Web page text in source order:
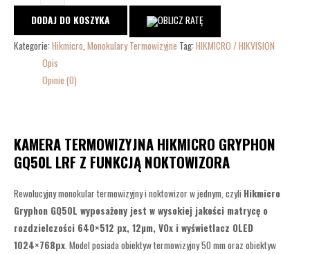
DODAJ DO KOSZYKA
Kategorie: Hikmicro, Monokulary Termowizyjne Tag: HIKMICRO / HIKVISION
Opis
Opinie (0)
KAMERA TERMOWIZYJNA HIKMICRO GRYPHON
GQ50L LRF Z FUNKCJĄ NOKTOWIZORA
Rewolucyjny monokular termowizyjny i noktowizor w jednym, czyli Hikmicro
Gryphon GQ50L wyposażony jest w wysokiej jakości matrycę o
rozdzielczości 640×512 px, 12µm, VOx i wyświetlacz OLED
1024×768px . Model posiada obiektyw termowizyjny 50 mm oraz obiektyw